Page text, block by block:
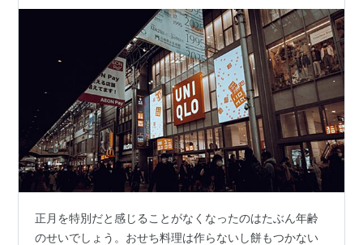
リスト::デジタル一眼レフカメラ
正月を特別だと感じることがなくなったのはたぶん年齢
のせいでしょう。おせち料理は作らないし餅もつかない